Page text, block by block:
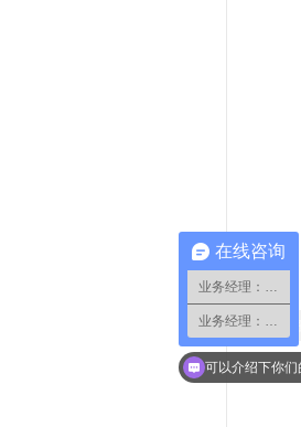
在线咨询
业务经理：小蔡
业务经理：小郑
你们租车可以